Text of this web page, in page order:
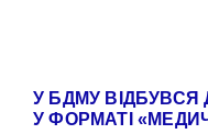
У БДМУ ВІДБУВСЯ
У ФОРМАТІ